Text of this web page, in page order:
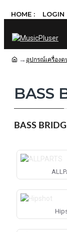
HOME : LOGIN
อุปกรณ์เครื่องด
BASS
BASS